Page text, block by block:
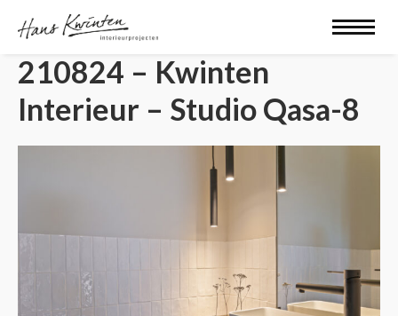
210824 – Kwinten
Interieur – Studio Qasa-8